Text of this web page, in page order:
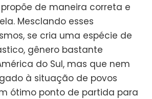
de maneira correta e
Mesclando esses
se cria uma espécie de
gênero bastante
do Sul, mas que nem
à situação de povos
ótimo ponto de partida para